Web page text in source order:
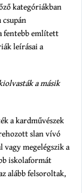
kategóriákban
fentebb említett
leírásai a
a másik
a kardművészek
slan vívó
megelégszik a
iskolaformát
alább felsoroltak,